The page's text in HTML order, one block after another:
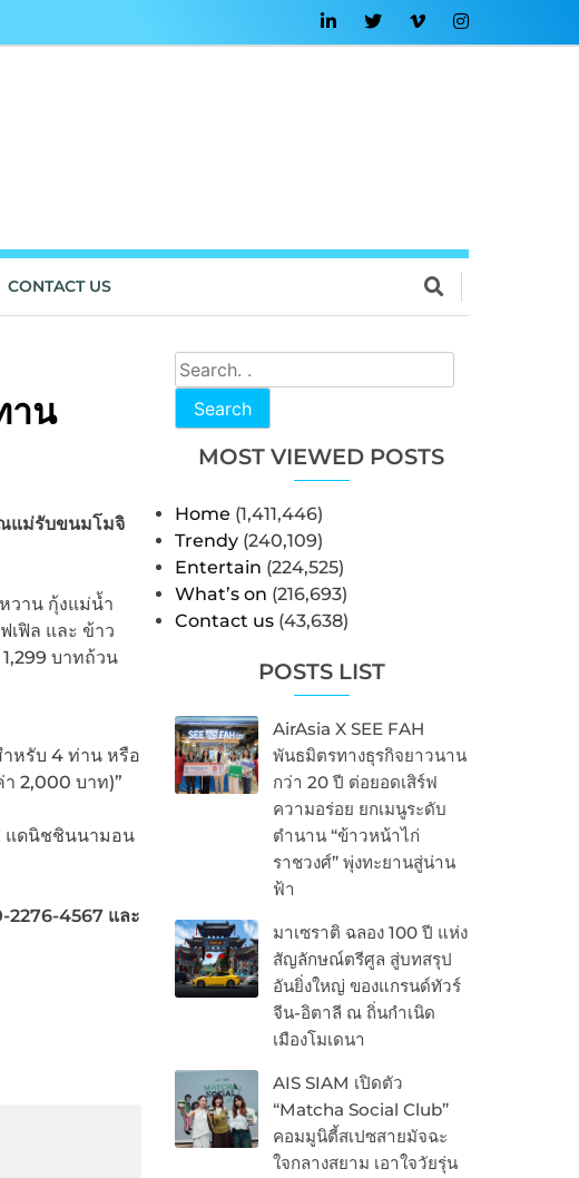
CONTACT US
Search
MOST VIEWED POSTS
Home (1,411,446)
Trendy (240,109)
Entertain (224,525)
What’s on (216,693)
Contact us (43,638)
POSTS LIST
AirAsia X SEE FAH
พันธมิตรทางธุรกิจยาวนาน
กว่า 20 ปี ต่อยอดเสิร์ฟ
ความอร่อย ยกเมนูระดับ
ตำนาน “ข้าวหน้าไก่
ราชวงศ์” พุ่งทะยานสู่น่าน
ฟ้า
มาเซราติ ฉลอง 100 ปี แห่ง
สัญลักษณ์ตรีศูล สู่บทสรุป
อันยิ่งใหญ่ ของแกรนด์ทัวร์
จีน-อิตาลี ณ ถิ่นกำเนิด
เมืองโมเดนา
AIS SIAM เปิดตัว
“Matcha Social Club”
คอมมูนิตี้สเปซสายมัจฉะ
ใจกลางสยาม เอาใจวัยรุ่น
าน
แม่รับขนมโมจิ
วาน กุ้งแม่น้ำ
ฟิล และ ข้าว
บาทถ้วน
ำหรับ 4 ท่าน หรือ
2,000 บาท)”
แดนิชชินนามอน
2276-4567 และ